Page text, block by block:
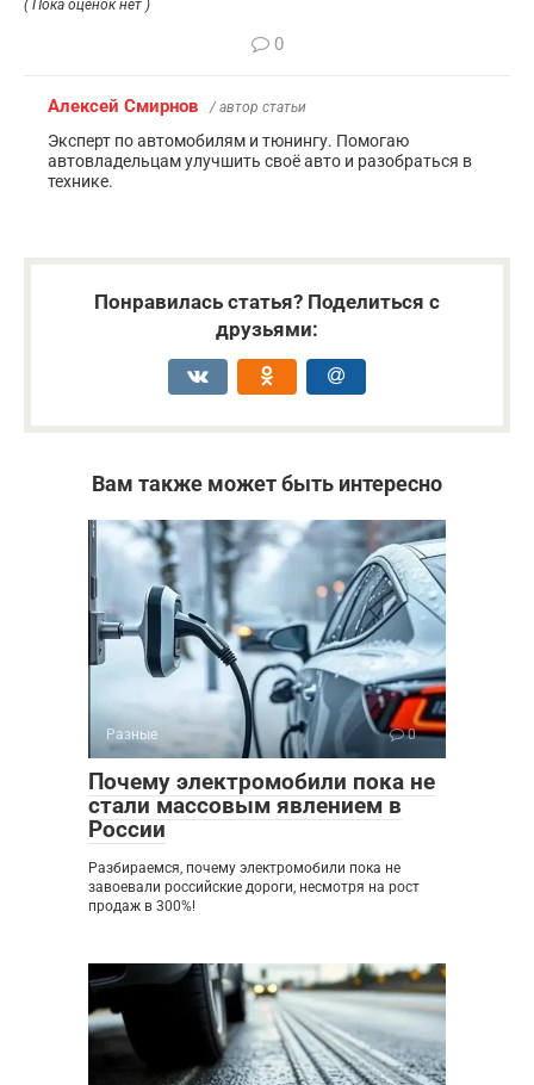
( Пока оценок нет )
0
Алексей Смирнов / автор статьи
Эксперт по автомобилям и тюнингу. Помогаю
автовладельцам улучшить своё авто и разобраться в
технике.
Понравилась статья? Поделиться с
друзьями:
Вам также может быть интересно
Разные 0
Почему электромобили пока не
стали массовым явлением в
России
Разбираемся, почему электромобили пока не
завоевали российские дороги, несмотря на рост
продаж в 300%!